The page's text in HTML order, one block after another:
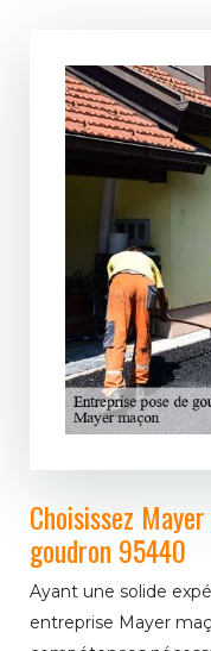
Choisissez
goudron 95440
Ayant une solide
entreprise Mayer